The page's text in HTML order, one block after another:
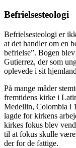
Befrielsesteologi
Befrielsesteologi er
at det handler om en
befrielse”. Bogen
Gutierrez, der som
oplevede i sit
På mange måder
fremtidens kirke i
Medellin, Colombia i
lagde for kirkens
kirkes fokus blev
til at fokus skulle
der for de fattige.